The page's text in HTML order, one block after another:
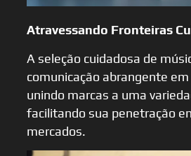
Atravessando Fronteiras
A seleção cuidadosa de
comunicação abrangente
unindo marcas a uma
facilitando sua penetração
mercados.